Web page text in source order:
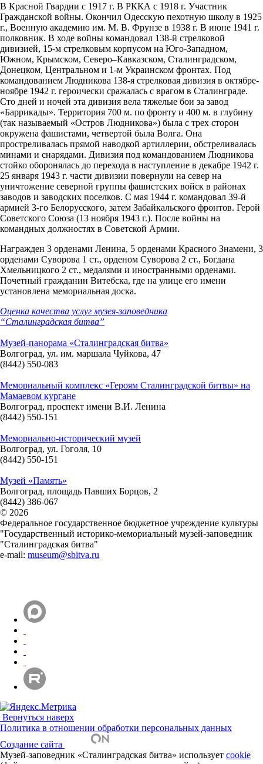
В Красной Гвардии с 1917 г. В РККА с 1918 г. Участник
Гражданской войны. Окончил Одесскую пехотную школу в 1925
г., Военную академию им. М. В. Фрунзе в 1938 г. В июне 1941 г.
полковник. В ходе войны командовал 138-й стрелковой
дивизией, 15-м стрелковым корпусом на Юго-Западном,
Южном, Крымском, Северо–Кавказском, Сталинградском,
Донецком, Центральном и 1-м Украинском фронтах. Под
командованием Людникова 138-я стрелковая дивизия в октябре-
ноябре 1942 г. героически сражалась с врагом в Сталинграде.
Сто дней и ночей эта дивизия вела тяжелые бои за завод
«Баррикады». Территория 700 м. по фронту и 400 м. в глубину
(так называемый «Остров Людникова») была с трех сторон
окружена фашистами, четвертой была Волга. Она
простреливалась прямой наводкой артиллерии, обстреливалась
минами и снарядами. Дивизия под командованием Людникова
стойко оборонялась до перехода в наступление в декабре 1942 г.
25 января 1943 г. части дивизии повернули на север на
уничтожение северной группы фашистских войск в районах
заводов и заводских поселков. С мая 1944 г. командовал 39-й
армией 3-го Белорусского, затем Забайкальского фронтов. Герой
Советского Союза (13 ноября 1943 г.). После войны на
командных должностях в Советской Армии.
Награжден 3 орденами Ленина, 5 орденами Красного Знамени, 3
орденами Суворова 1 ст., орденом Суворова 2 ст., Богдана
Хмельницкого 2 ст., медалями и иностранными орденами.
Почетный гражданин Витебска, где на улице его имени
установлена мемориальная доска.
Оценка качества услуг музея-заповедника
“Сталинградская битва”
Музей-панорама «Сталинградская битва»
Волгоград, ул. им. маршала Чуйкова, 47
(8442) 550-083
Мемориальный комплекс «Героям Сталинградской битвы» на
Мамаевом кургане
Волгоград, проспект имени В.И. Ленина
(8442) 550-151
Мемориально-исторический музей
Волгоград, ул. Гоголя, 10
(8442) 550-151
Музей «Память»
Волгоград, площадь Павших Борцов, 2
(8442) 386-067
© 2026
Федеральное государственное бюджетное учреждение культуры
"Государственный историко-мемориальный музей-заповедник
"Сталинградская битва"
e-mail: museum@sbitva.ru
Вернуться наверх
Политика в отношении обработки персональных данных
Создание сайта
Музей-заповедник «Сталинградская битва» использует cookie